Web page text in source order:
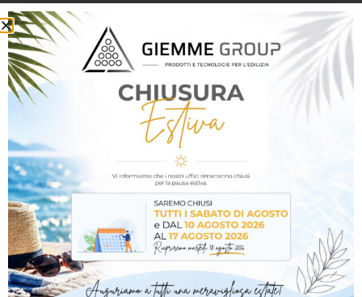
Descrizione
AZICHEM Sanatigh – Intonaco deumidificante in
pura calce NHL 3,5 con pozzolana micronizzata
Intonaco deumidificante ad alta traspirabilità a
base di pura calce idraulica naturale NHL 3,5 e
pozzolana micronizzata, ideale per il recupero e il
risanamento di murature soggette a umidità. La
formulazione ad elevata porosità favorisce la
naturale evaporazione dell’umidità presente nelle
pareti, contribuendo a mantenere superfici più
sane e durevoli.
Indicato come strato principale nei sistemi di